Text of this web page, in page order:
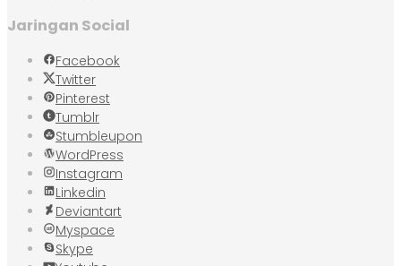
Jaringan Social
Facebook
Twitter
Pinterest
Tumblr
Stumbleupon
WordPress
Instagram
Linkedin
Deviantart
Myspace
Skype